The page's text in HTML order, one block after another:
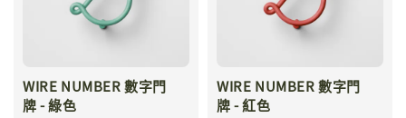
WIRE NUMBER 數字門
牌 - 綠色
WIRE NUMBER 數字門
牌 - 紅色